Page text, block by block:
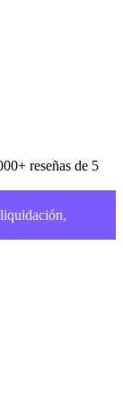
reseñas de 5